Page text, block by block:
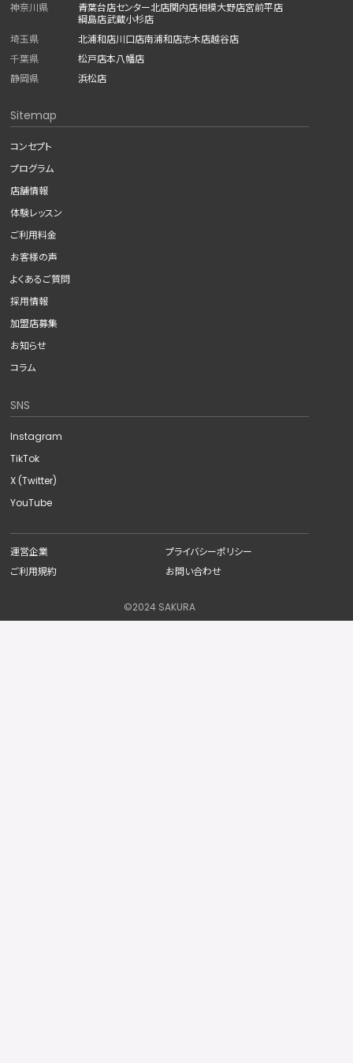
神奈川県
青葉台店センター北店関内店相模大野店宮前平店
綱島店武蔵小杉店
埼玉県
北浦和店川口店南浦和店志木店越谷店
千葉県
松戸店本八幡店
静岡県
浜松店
Sitemap
コンセプト
プログラム
店舗情報
体験レッスン
ご利用料金
お客様の声
よくあるご質問
採用情報
加盟店募集
お知らせ
コラム
SNS
Instagram
TikTok
X (Twitter)
YouTube
運営企業
プライバシーポリシー
ご利用規約
お問い合わせ
©︎2024 SAKURA